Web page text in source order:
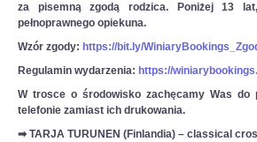
za pisemną zgodą rodzica. Poniżej 13
pełnoprawnego opiekuna.
Wzór zgody: https://bit.ly/
Regulamin wydarzenia: https://
W trosce o środowisko zachęcamy Was do
telefonie zamiast ich drukowania.
➡ TARJA TURUNEN (Finlandia) – classical